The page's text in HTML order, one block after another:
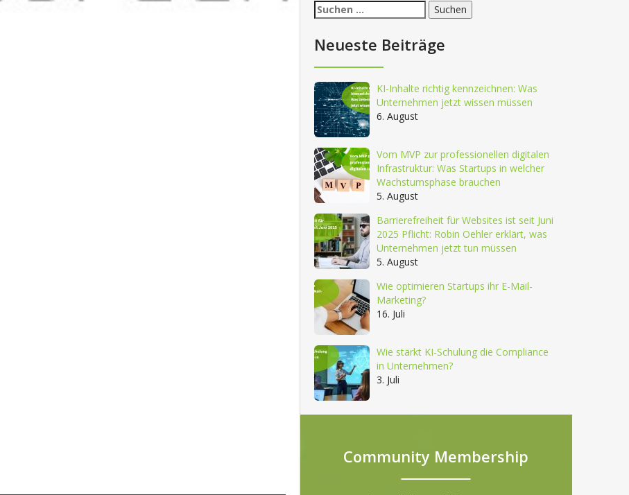
Suchen
nach:
Neueste Beiträge
KI-Inhalte richtig kennzeichnen: Was
Unternehmen jetzt wissen müssen
6. August
Vom MVP zur professionellen digitalen
Infrastruktur: Was Startups in welcher
Wachstumsphase brauchen
5. August
Barrierefreiheit für Websites ist seit Juni
2025 Pflicht: Robin Oehler erklärt, was
Unternehmen jetzt tun müssen
5. August
Wie optimieren Startups ihr E-Mail-
Marketing?
16. Juli
Wie stärkt KI-Schulung die Compliance
in Unternehmen?
3. Juli
Community Membership